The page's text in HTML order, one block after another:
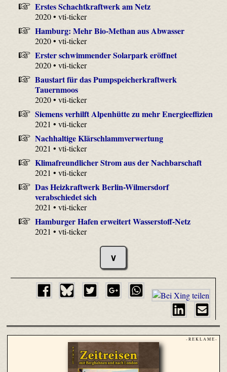
Erstes Schachtkraftwerk am Netz
2020 • vti-ticker
Hamburg: Mehr Bio-Methan aus Abwasser
2020 • vti-ticker
Erster schwimmender Solarpark eröffnet
2020 • vti-ticker
Baustart für das Pumpspeicherkraftwerk
Tauernmoos
2020 • vti-ticker
Siemens verhilft Alpenhütte zu mehr Energieeffizien
2021 • vti-ticker
Nachhaltige Klärschlammverwertung
2021 • vti-ticker
Klimafreundlicher Strom aus der Nachbarschaft
2021 • vti-ticker
Das Heizkraftwerk Berlin-Wilmersdorf
verabschiedet sich
2021 • vti-ticker
Hamburger Hafen erweitert Wasserstoff-Netz
2021 • vti-ticker
∨
- R E K L A M E -